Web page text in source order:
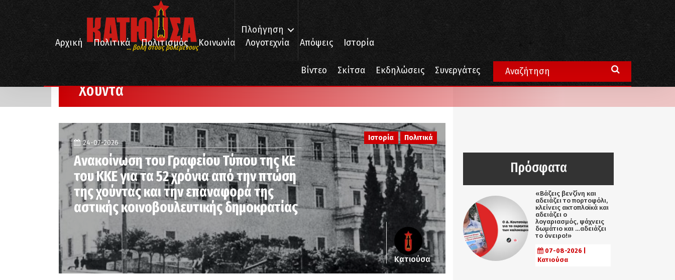
... βολή στους βολεμένους
Πλοήγηση
Αρχική
Πολιτικά Πολιτισμός Κοινωνία Λογοτεχνία Απόψεις Ιστορία
Βίντεο Σκίτσα Εκδηλώσεις Συνεργάτες
Χούντα
Χούντα
Ιστορία Πολιτικά
24-07-2026
Ανακοίνωση του Γραφείου Τύπου της ΚΕ
του ΚΚΕ για τα 52 χρόνια από την πτώση
της χούντας και την επαναφορά της
αστικής κοινοβουλευτικής δημοκρατίας
Κατιούσα
Πρόσφατα
«Βάζεις βενζίνη και
αδειάζει το πορτοφόλι,
κλείνεις ακτοπλοϊκά και
αδειάζει ο
λογαριασμός, ψάχνεις
δωμάτιο και …αδειάζει
το όνειρο!»
07-08-2026 |
Κατιούσα